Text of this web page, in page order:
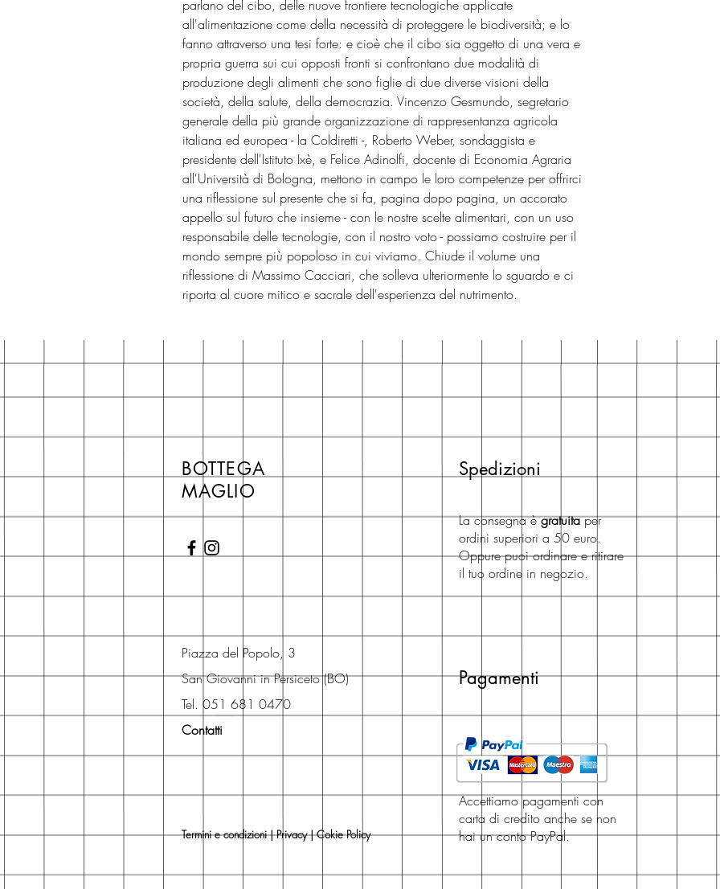
parlano del cibo, delle nuove frontiere tecnologiche applicate
all'alimentazione come della necessità di proteggere le biodiversità; e lo
fanno attraverso una tesi forte: e cioè che il cibo sia oggetto di una vera e
propria guerra sui cui opposti fronti si confrontano due modalità di
produzione degli alimenti che sono figlie di due diverse visioni della
società, della salute, della democrazia. Vincenzo Gesmundo, segretario
generale della più grande organizzazione di rappresentanza agricola
italiana ed europea - la Coldiretti -, Roberto Weber, sondaggista e
presidente dell'Istituto Ixè, e Felice Adinolfi, docente di Economia Agraria
all'Università di Bologna, mettono in campo le loro competenze per offrirci
una riflessione sul presente che si fa, pagina dopo pagina, un accorato
appello sul futuro che insieme - con le nostre scelte alimentari, con un uso
responsabile delle tecnologie, con il nostro voto - possiamo costruire per il
mondo sempre più popoloso in cui viviamo. Chiude il volume una
riflessione di Massimo Cacciari, che solleva ulteriormente lo sguardo e ci
riporta al cuore mitico e sacrale dell'esperienza del nutrimento.
BOTTEGA
MAGLIO
Piazza del Popolo, 3
San Giovanni in Persiceto (BO)
Tel. 051 681 0470
Contatti
Termini e condizioni|Privacy|Cokie Policy
Spedizioni
La consegna ègratuitaper
ordini superiori a 50 euro.
Oppure puoi ordinare e ritirare
il tuo ordine in negozio.
Pagamenti
Accettiamo pagamenti con
carta di credito anche se non
hai un conto PayPal.